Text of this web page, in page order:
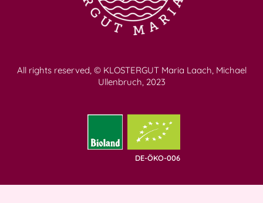
All rights reserved, © KLOSTERGUT Maria Laach, Michael
Ullenbruch, 2023
DE-ÖKO-006